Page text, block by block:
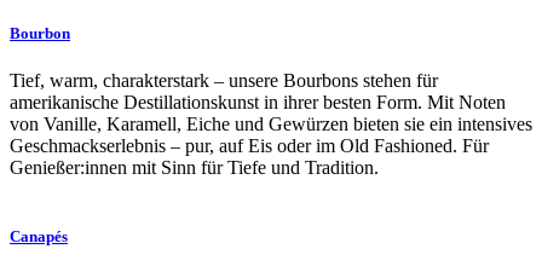
Bourbon
Tief, warm, charakterstark – unsere Bourbons stehen für
amerikanische Destillationskunst in ihrer besten Form. Mit Noten
von Vanille, Karamell, Eiche und Gewürzen bieten sie ein intensives
Geschmackserlebnis – pur, auf Eis oder im Old Fashioned. Für
Genießer:innen mit Sinn für Tiefe und Tradition.
Canapés